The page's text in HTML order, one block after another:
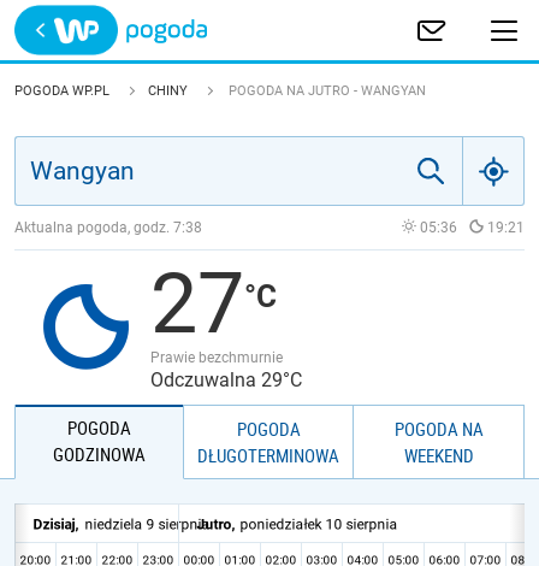
Trwa ładowanie
POLSKA
JAKOŚĆ POWIETRZA
POGODA WP.PL CHINY POGODA NA JUTRO - WANGYAN
Aktualna pogoda, godz. 7:38 05:36 19:21
27
Prawie bezchmurnie
Odczuwalna 29°C
POGODA
GODZINOWA
POGODA
DŁUGOTERMINOWA
POGODA NA
WEEKEND